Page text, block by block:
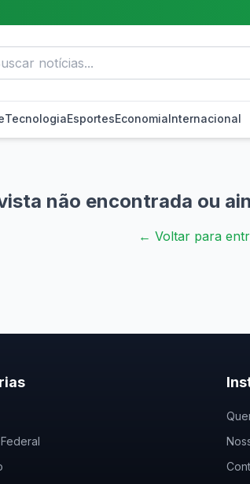
TecnologiaEsportesEconomiaInternacional
não encontrada ou
← Voltar para